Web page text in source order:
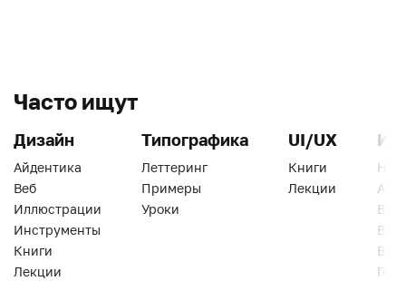
Часто ищут
Дизайн
Айдентика
Веб
Иллюстрации
Инструменты
Книги
Лекции
Типографика
Леттеринг
Примеры
Уроки
UI/UX
Книги
Лекции
Веб